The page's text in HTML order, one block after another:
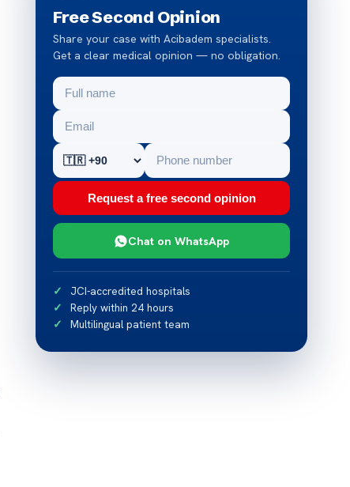
Free Second Opinion
Share your case with Acibadem specialists.
Get a clear medical opinion — no obligation.
Request a free second opinion
Chat on WhatsApp
JCI-accredited hospitals
Reply within 24 hours
Multilingual patient team